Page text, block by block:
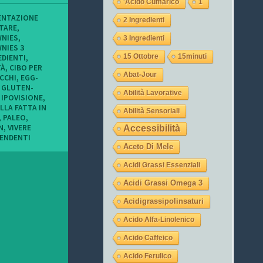
,
,
3
,
, CIBO PER
, EGG-
GLUTEN-
IPOVISIONE,
FATTA IN
, PALEO,
, VIVERE
o
f
i
l
o
d
i
t
u
c
o
n
i
m
i
e
i
o
c
c
h
i
s
u
F
a
c
e
o
f
i
l
o
d
L
u
r
a
_
o
c
c
h
i
9
s
u
T
w
i
t
t
e
r
o
f
d
i
s
t
a
g
r
a
m
'acido Cumarico 1
2 Ingredienti
3 Ingredienti
15 Ottobre 15minuti
Abat-Jour
Abilità Lavorative
Abilità Sensoriali
Accessibilità
Aceto Di Mele
Acidi Grassi Essenziali
Acidi Grassi Omega 3
Acidigrassipolinsaturi
Acido Alfa-Linolenico
Acido Caffeico
Acido Ferulico